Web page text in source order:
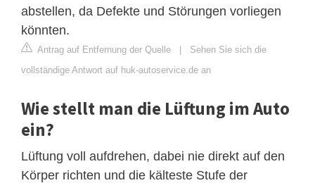
abstellen, da Defekte und Störungen vorliegen
könnten.
Antrag auf Entfernung der Quelle | Sehen Sie sich die
vollständige Antwort auf huk-autoservice.de an
Wie stellt man die Lüftung im Auto
ein?
Lüftung voll aufdrehen, dabei nie direkt auf den
Körper richten und die kälteste Stufe der